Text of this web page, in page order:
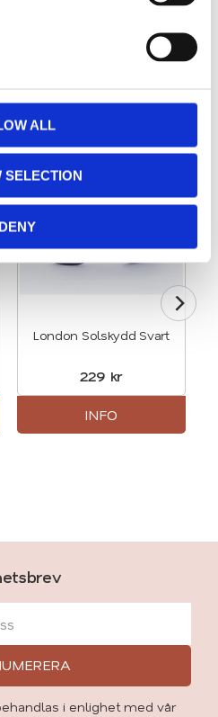
ALL
SELECTION
DENY
produkter
till i favoriter
London Solskydd Svart
229 kr
INFO
i enlighet med vår